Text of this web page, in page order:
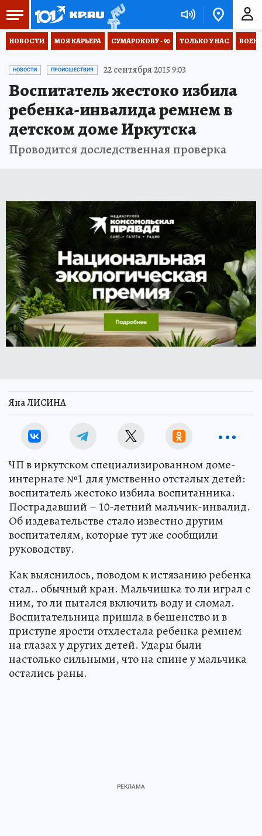
НОВОСТИ МОЯ КАРЬЕРА СУМАРОКОВУ - 90 ТОЛЬКО У НАС
НОВОСТИ ПРОИСШЕСТВИЯ 22 сентября 2015 9:03
Воспитатель жестоко избила
ребенка-инвалида ремнем в
детском доме Иркутска
Проводится доследственная проверка
Яна ЛИСИНА
ЧП в иркутском специализированном доме-
интернате №1 для умственно отсталых детей:
воспитатель жестоко избила воспитанника.
Пострадавший – 10-летний мальчик-инвалид.
Об издевательстве стало известно другим
воспитателям, которые тут же сообщили
руководству.
Как выяснилось, поводом к истязанию ребенка
стал.. обычный кран. Мальчишка то ли играл с
ним, то ли пытался включить воду и сломал.
Воспитательница пришла в бешенство и в
приступе ярости отхлестала ребенка ремнем
на глазах у других детей. Удары были
настолько сильными, что на спине у мальчика
остались раны.